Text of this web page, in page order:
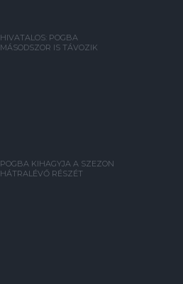
HIVATALOS: POGBA
MÁSODSZOR IS TÁVOZIK
POGBA KIHAGYJA A SZEZON
HÁTRALÉVŐ RÉSZÉT